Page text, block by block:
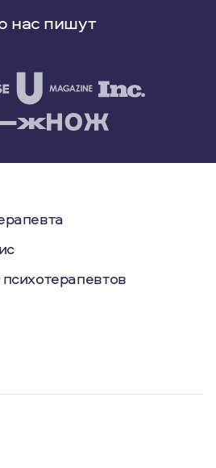
нас пишут